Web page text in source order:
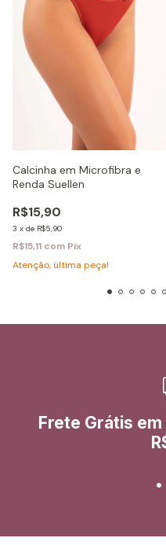
Calcinha em Microfibra e
Renda Suellen
R$15,90
3 x de R$5,90
R$15,11 com Pix
Atenção, última peça!
Frete Grátis